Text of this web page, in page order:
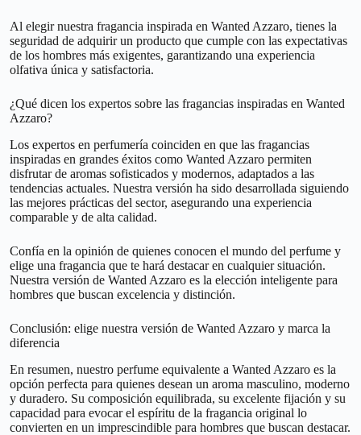
Al elegir nuestra fragancia inspirada en Wanted Azzaro, tienes la
seguridad de adquirir un producto que cumple con las expectativas
de los hombres más exigentes, garantizando una experiencia
olfativa única y satisfactoria.
¿Qué dicen los expertos sobre las fragancias inspiradas en Wanted
Azzaro?
Los expertos en perfumería coinciden en que las fragancias
inspiradas en grandes éxitos como Wanted Azzaro permiten
disfrutar de aromas sofisticados y modernos, adaptados a las
tendencias actuales. Nuestra versión ha sido desarrollada siguiendo
las mejores prácticas del sector, asegurando una experiencia
comparable y de alta calidad.
Confía en la opinión de quienes conocen el mundo del perfume y
elige una fragancia que te hará destacar en cualquier situación.
Nuestra versión de Wanted Azzaro es la elección inteligente para
hombres que buscan excelencia y distinción.
Conclusión: elige nuestra versión de Wanted Azzaro y marca la
diferencia
En resumen, nuestro perfume equivalente a Wanted Azzaro es la
opción perfecta para quienes desean un aroma masculino, moderno
y duradero. Su composición equilibrada, su excelente fijación y su
capacidad para evocar el espíritu de la fragancia original lo
convierten en un imprescindible para hombres que buscan destacar.